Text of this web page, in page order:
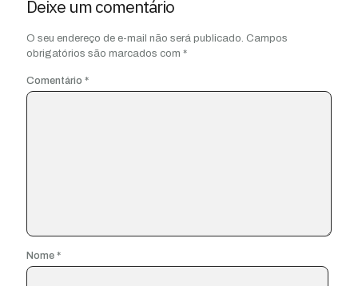
Deixe um comentário
O seu endereço de e-mail não será publicado. Campos
obrigatórios são marcados com *
Comentário *
Nome *